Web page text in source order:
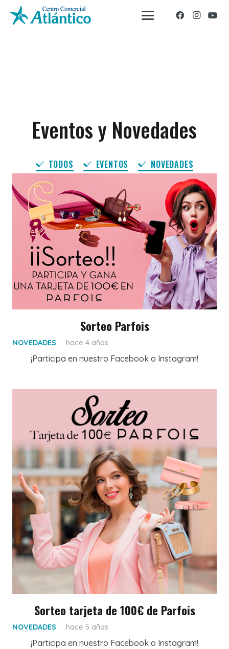
Eventos y Novedades
TODOS EVENTOS NOVEDADES
Sorteo Parfois
NOVEDADES hace 4 años
¡Participa en nuestro Facebook o Instagram!
Sorteo tarjeta de 100€ de Parfois
NOVEDADES hace 5 años
¡Participa en nuestro Facebook o Instagram!